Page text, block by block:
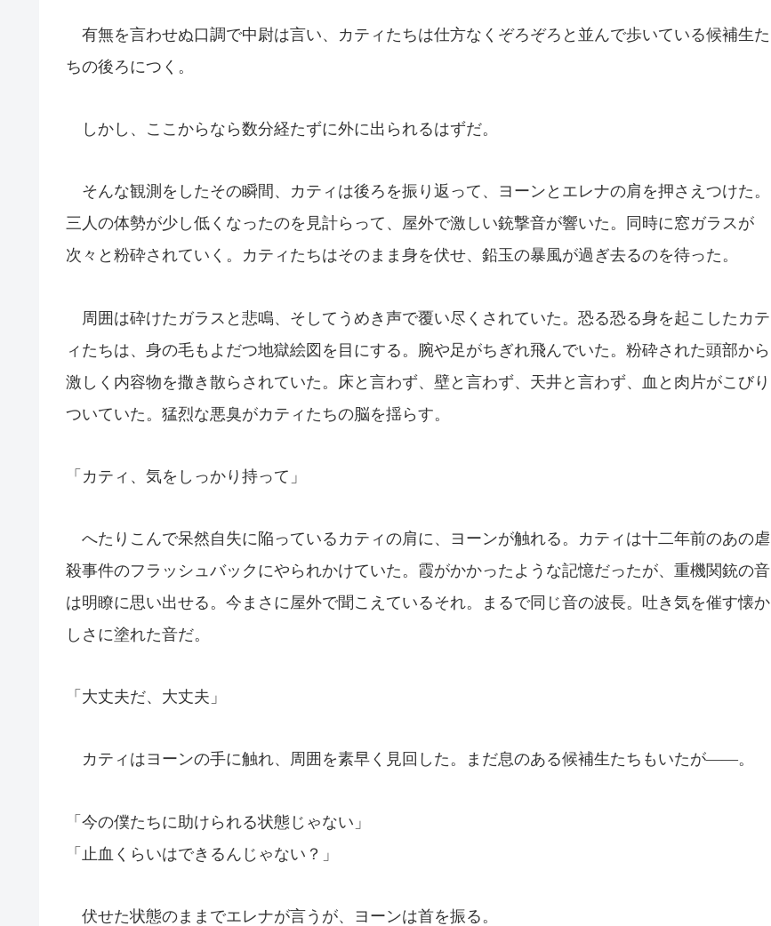
有無を言わせぬ口調で中尉は言い、カティたちは仕方なくぞろぞろと並んで歩いている候補生た
ちの後ろにつく。
しかし、ここからなら数分経たずに外に出られるはずだ。
そんな観測をしたその瞬間、カティは後ろを振り返って、ヨーンとエレナの肩を押さえつけた。
三人の体勢が少し低くなったのを見計らって、屋外で激しい銃撃音が響いた。同時に窓ガラスが
次々と粉砕されていく。カティたちはそのまま身を伏せ、鉛玉の暴風が過ぎ去るのを待った。
周囲は砕けたガラスと悲鳴、そしてうめき声で覆い尽くされていた。恐る恐る身を起こしたカテ
ィたちは、身の毛もよだつ地獄絵図を目にする。腕や足がちぎれ飛んでいた。粉砕された頭部から
激しく内容物を撒き散らされていた。床と言わず、壁と言わず、天井と言わず、血と肉片がこびり
ついていた。猛烈な悪臭がカティたちの脳を揺らす。
「カティ、気をしっかり持って」
へたりこんで呆然自失に陥っているカティの肩に、ヨーンが触れる。カティは十二年前のあの虐
殺事件のフラッシュバックにやられかけていた。霞がかかったような記憶だったが、重機関銃の音
は明瞭に思い出せる。今まさに屋外で聞こえているそれ。まるで同じ音の波長。吐き気を催す懐か
しさに塗れた音だ。
「大丈夫だ、大丈夫」
カティはヨーンの手に触れ、周囲を素早く見回した。まだ息のある候補生たちもいたが――。
「今の僕たちに助けられる状態じゃない」
「止血くらいはできるんじゃない？」
伏せた状態のままでエレナが言うが、ヨーンは首を振る。